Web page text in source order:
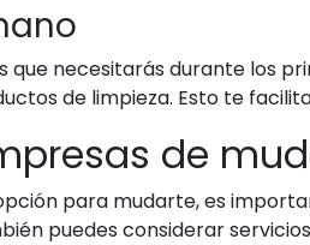
que necesitarás durante los
de limpieza. Esto te
de
para mudarte, es
puedes considerar